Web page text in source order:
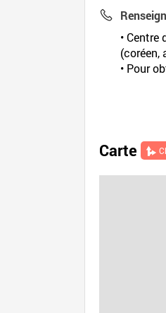
• Centre
(coréen,
• Pour
Carte